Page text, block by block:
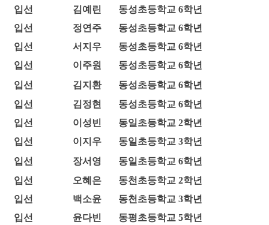
입선
김예린
동성초등학교 6학년
입선
정연주
동성초등학교 6학년
입선
서지우
동성초등학교 6학년
입선
이주원
동성초등학교 6학년
입선
김지환
동성초등학교 6학년
입선
김정현
동성초등학교 6학년
입선
이성빈
동일초등학교 2학년
입선
이지우
동일초등학교 3학년
입선
장서영
동일초등학교 6학년
입선
오혜은
동천초등학교 2학년
입선
백소윤
동천초등학교 3학년
입선
윤다빈
동평초등학교 5학년